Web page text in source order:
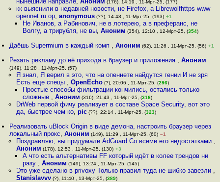
(176), 14:19 , 11-Мрт-25, (177)
кк выяснили в недавней новости, не Firefox, а Librewolfhttps www
opennet ru op, anonymous(??), 14:48 , 11-Мрт-25, (193) +1
Не Иванов, а Рабинович, не в лотерею, а в преферанс, не
Волгу, а трирубля, не вы, Аноним (354), 12:10 , 12-Мрт-25, (354)
Даёшь Supermium в каждый комп ,Аноним (62), 11:26 , 11-Мрт-25, (56) +1
Резать рекламу до её прихода в браузер и приложения ,Аноним
(149), 11:28 , 11-Мрт-25, (57)
Я знал, Я верил в это, что на опеннете найдутся гении И не зря
Есть еще спецы , OpenEcho(?), 20:06 , 11-Мрт-25, (296)
Простые способы фильтрации кончились, остались только
сложные , Аноним (316), 21:43 , 11-Мрт-25, (316)
DrWeb первой фичу реализует в составе Space Security, вот это
да, быстрее чем ко, pic(??), 22:14 , 11-Мрт-25, (323)
Реализовать uBlock Origin в виде демона, настроить браузер через
локальный прокс,Аноним (149), 11:29 , 11-Мрт-25, (60) –1
Поздравляю, вы придумали AdGuard Со всеми его недостатками ,
Аноним (178), 12:53 , 11-Мрт-25, (130) +3
А что есть альтернативы FF который идёт в колее трендов ни
разу , Аноним (149), 13:24 , 11-Мрт-25, (145)
Это уже сделано в privoxy Только правил туда не шибко завезли ,
Stanislavvv(?), 11:40 , 13-Мрт-25, (389)